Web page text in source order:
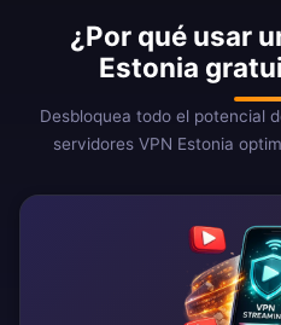
¿Por qué usar
Estonia
Desbloquea todo el potencial
servidores VPN Estonia